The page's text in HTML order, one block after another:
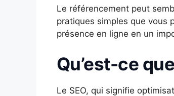
Le référencement peut
pratiques simples que vous
présence en ligne en un
Qu’est-ce
Le SEO, qui signifie